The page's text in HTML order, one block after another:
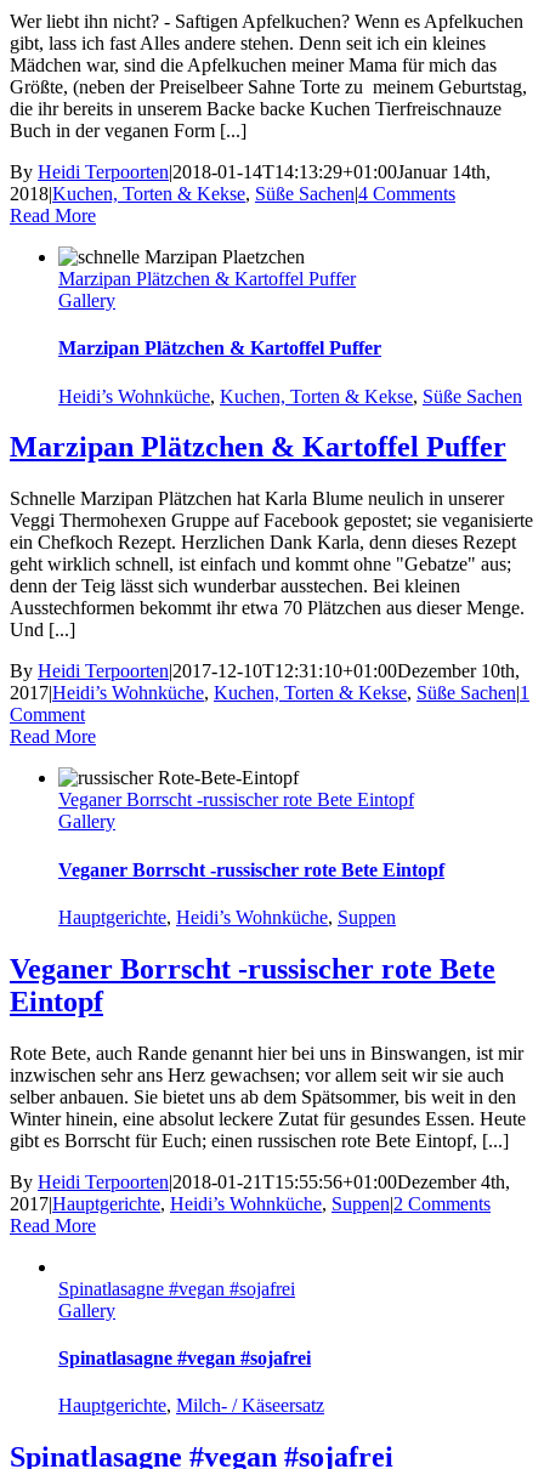
Wer liebt ihn nicht? - Saftigen Apfelkuchen? Wenn es Apfelkuchen
gibt, lass ich fast Alles andere stehen. Denn seit ich ein kleines
Mädchen war, sind die Apfelkuchen meiner Mama für mich das
Größte, (neben der Preiselbeer Sahne Torte zu meinem Geburtstag,
die ihr bereits in unserem Backe backe Kuchen Tierfreischnauze
Buch in der veganen Form [...]
By Heidi Terpoorten|2018-01-14T14:13:29+01:00Januar 14th,
2018|Kuchen, Torten & Kekse, Süße Sachen|4 Comments
Read More
Marzipan Plätzchen & Kartoffel Puffer
Gallery
Marzipan Plätzchen & Kartoffel Puffer
Heidi’s Wohnküche, Kuchen, Torten & Kekse, Süße Sachen
Marzipan Plätzchen & Kartoffel Puffer
Schnelle Marzipan Plätzchen hat Karla Blume neulich in unserer
Veggi Thermohexen Gruppe auf Facebook gepostet; sie veganisierte
ein Chefkoch Rezept. Herzlichen Dank Karla, denn dieses Rezept
geht wirklich schnell, ist einfach und kommt ohne "Gebatze" aus;
denn der Teig lässt sich wunderbar ausstechen. Bei kleinen
Ausstechformen bekommt ihr etwa 70 Plätzchen aus dieser Menge.
Und [...]
By Heidi Terpoorten|2017-12-10T12:31:10+01:00Dezember 10th,
2017|Heidi’s Wohnküche, Kuchen, Torten & Kekse, Süße Sachen|1
Comment
Read More
Veganer Borrscht -russischer rote Bete Eintopf
Gallery
Veganer Borrscht -russischer rote Bete Eintopf
Hauptgerichte, Heidi’s Wohnküche, Suppen
Veganer Borrscht -russischer rote Bete
Eintopf
Rote Bete, auch Rande genannt hier bei uns in Binswangen, ist mir
inzwischen sehr ans Herz gewachsen; vor allem seit wir sie auch
selber anbauen. Sie bietet uns ab dem Spätsommer, bis weit in den
Winter hinein, eine absolut leckere Zutat für gesundes Essen. Heute
gibt es Borrscht für Euch; einen russischen rote Bete Eintopf, [...]
By Heidi Terpoorten|2018-01-21T15:55:56+01:00Dezember 4th,
2017|Hauptgerichte, Heidi’s Wohnküche, Suppen|2 Comments
Read More
Spinatlasagne #vegan #sojafrei
Gallery
Spinatlasagne #vegan #sojafrei
Hauptgerichte, Milch- / Käseersatz
Spinatlasagne #vegan #sojafrei